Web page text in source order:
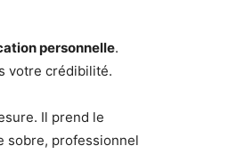
personnelle.
votre crédibilité.
Il prend le
sobre, professionnel